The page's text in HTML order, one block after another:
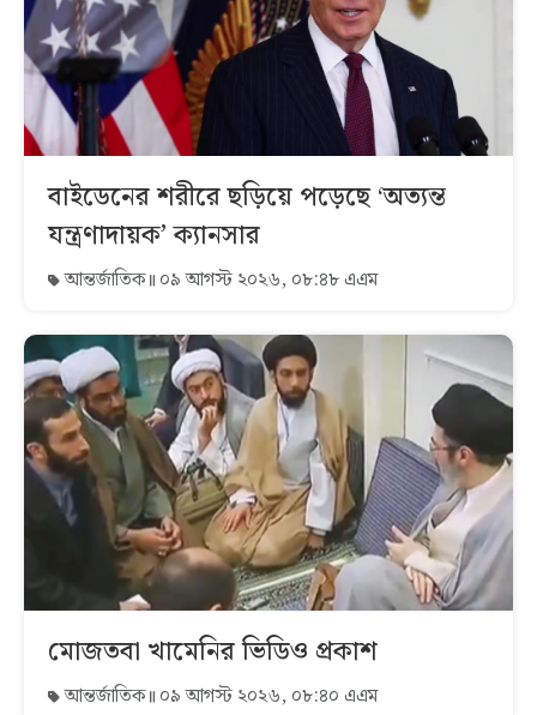
বাইডেনের শরীরে ছড়িয়ে পড়েছে ‘অত্যন্ত
যন্ত্রণাদায়ক’ ক্যানসার
আন্তর্জাতিক ০৯ আগস্ট ২০২৬, ০৮:৪৮ এএম
মোজতবা খামেনির ভিডিও প্রকাশ
আন্তর্জাতিক ০৯ আগস্ট ২০২৬, ০৮:৪০ এএম